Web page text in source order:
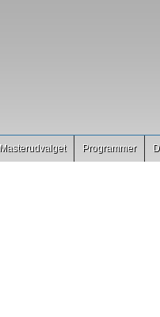
Masterudvalget Programmer